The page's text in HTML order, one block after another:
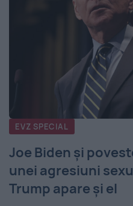
EVZ SPECIAL
Joe Biden și
unei agresiuni
Trump apare și el